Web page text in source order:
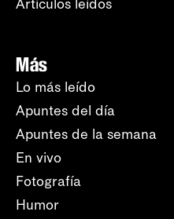
Artículos leídos
Más
Lo más leído
Apuntes del día
Apuntes de la semana
En vivo
Fotografía
Humor